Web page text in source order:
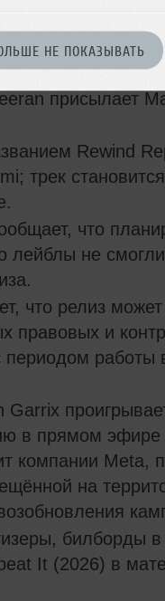
НЕ ПОКАЗЫВАТЬ
по треку
над треком,
присылает
Rewind
трек
что
лейблы не смогли
что релиз может
правовых и
работы
в прямом эфире
компании Meta,
на
билборды в
It (2026) в